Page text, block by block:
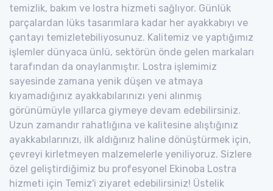
temizlik, bakım ve lostra hizmeti sağlıyor. Günlük
parçalardan lüks tasarımlara kadar her ayakkabıyı ve
çantayı temizletebiliyosunuz. Kalitemiz ve yaptığımız
işlemler dünyaca ünlü, sektörün önde gelen markaları
tarafından da onaylanmıştır. Lostra işlemimiz
sayesinde zamana yenik düşen ve atmaya
kıyamadığınız ayakkabılarınızı yeni alınmış
görünümüyle yıllarca giymeye devam edebilirsiniz.
Uzun zamandır rahatlığına ve kalitesine alıştığınız
ayakkabılarınızı, ilk aldığınız haline dönüştürmek için,
çevreyi kirletmeyen malzemelerle yeniliyoruz. Sizlere
özel geliştirdiğimiz bu profesyonel Ekinoba Lostra
hizmeti için Temiz'i ziyaret edebilirsiniz! Üstelik